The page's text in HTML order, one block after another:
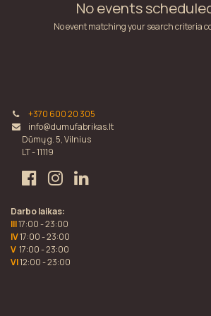
No events
No event matching your search criteria
+370 600 20 305
info@dumufabrikas.lt
Dūmų g. 5, Vilnius
LT - 11119
Darbo laikas:
III17:00 - 23:00
IV17:00 - 23:00
V 17:00 - 23:00
VI12:00 - 23:00